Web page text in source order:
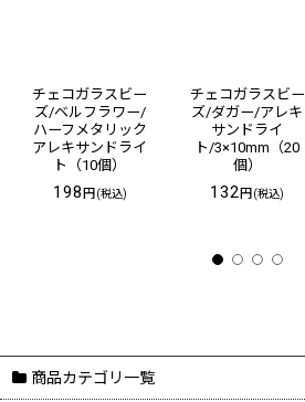
チェコガラスビー
ズ/ベルフラワー/
ハーフメタリック
アレキサンドライ
ト（10個）
198円(税込)
チェコガラスビー
ズ/ダガー/アレキ
サンドライ
ト/3×10mm（20
個）
132円(税込)
商品カテゴリ一覧